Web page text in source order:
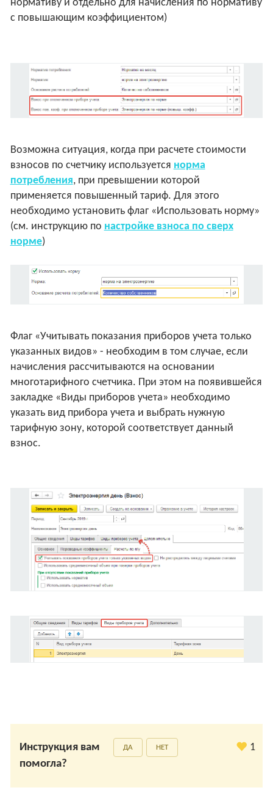
нормативу и отдельно для начисления по нормативу
с повышающим коэффициентом)
Возможна ситуация, когда при расчете стоимости
взносов по счетчику используется норма
потребления, при превышении которой
применяется повышенный тариф. Для этого
необходимо установить флаг «Использовать норму»
(см. инструкцию по настройке взноса по сверх
норме)
Флаг «Учитывать показания приборов учета только
указанных видов» - необходим в том случае, если
начисления рассчитываются на основании
многотарифного счетчика. При этом на появившейся
закладке «Виды приборов учета» необходимо
указать вид прибора учета и выбрать нужную
тарифную зону, которой соответствует данный
взнос.
Инструкция вам
помогла?
ДА НЕТ 1